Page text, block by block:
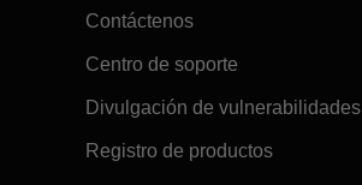
Contáctenos
Centro de soporte
Divulgación de vulnerabilidades
Registro de productos